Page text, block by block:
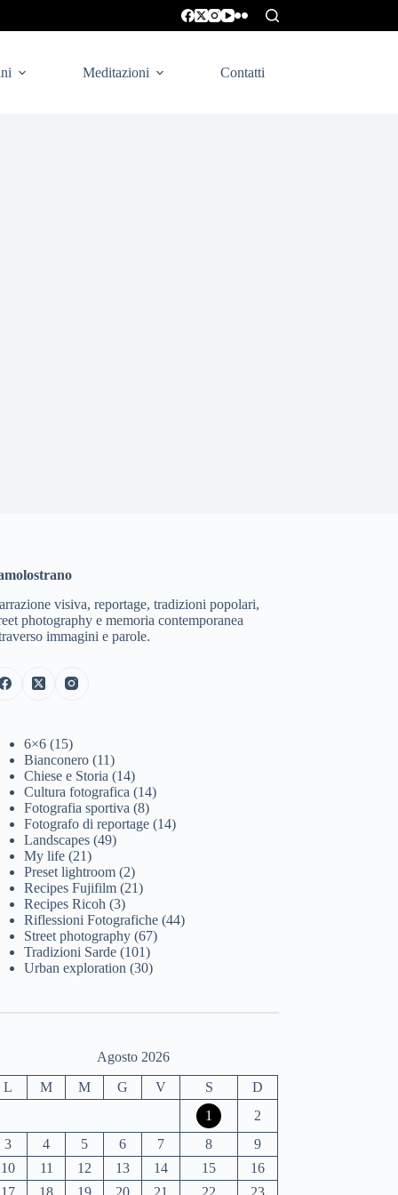
Meditazioni Contatti
visiva, reportage, tradizioni popolari,
photography e memoria contemporanea
immagini e parole.
6×6 (15)
Bianconero (11)
Chiese e Storia (14)
Cultura fotografica (14)
Fotografia sportiva (8)
Fotografo di reportage (14)
Landscapes (49)
My life (21)
Preset lightroom (2)
Recipes Fujifilm (21)
Recipes Ricoh (3)
Riflessioni Fotografiche (44)
Street photography (67)
Tradizioni Sarde (101)
Urban exploration (30)
Agosto 2026
L M M G V S
D
1
2
3
4 5 6 7 8
9
10
11 12 13 14 15
16
17
18 19 20 21 22
23